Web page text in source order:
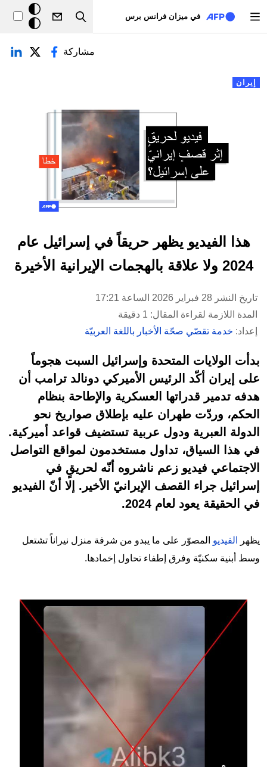
في ميزان فرانس برس
Search
خلفيّة
داكنة
التبويبات الأساسية
إيران
مشاركة
هذا الفيديو يظهر حريقاً في إسرائيل عام
2024 ولا علاقة بالهجمات الإيرانية الأخيرة
تاريخ النشر 28 فبراير 2026 الساعة 17:21
المدة اللازمة لقراءة المقال: 1 دقيقة
إعداد: خدمة تقصّي صحّة الأخبار باللغة العربيّة
بدأت الولايات المتحدة وإسرائيل السبت هجوماً
على إيران أكّد الرئيس الأميركي دونالد ترامب أن
هدفه تدمير قدراتها العسكرية والإطاحة بنظام
الحكم، وردّت طهران عليه بإطلاق صواريخ نحو
الدولة العبرية ودول عربية تستضيف قواعد أميركية.
في هذا السياق، تداول مستخدمون لمواقع التواصل
الاجتماعي فيديو زعم ناشروه أنّه لحريقٍ في
إسرائيل جراء القصف الإيرانيّ الأخير. إلا أنّ الفيديو
في الحقيقة يعود لعام 2024.
يظهر الفيديو المصوّر على ما يبدو من شرفة منزل نيراناً تشتعل
وسط أبنية سكنيّة وفرق إطفاء تحاول إخمادها.
Image